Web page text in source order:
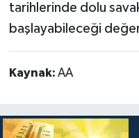
tarihlerinde dolu
başlayabileceği
Kaynak: AA